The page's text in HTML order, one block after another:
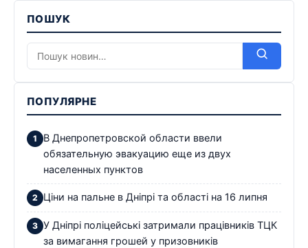
ПОШУК
ПОПУЛЯРНЕ
В Днепропетровской области ввели
обязательную эвакуацию еще из двух
населенных пунктов
Ціни на пальне в Дніпрі та області на 16 липня
У Дніпрі поліцейські затримали працівників ТЦК
за вимагання грошей у призовників